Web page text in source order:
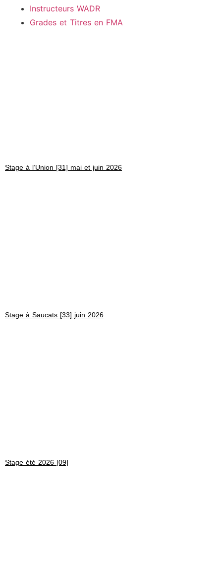
Instructeurs WADR
Grades et Titres en FMA
Stage à l’Union [31] mai et juin 2026
Stage à Saucats [33] juin 2026
Stage été 2026 [09]